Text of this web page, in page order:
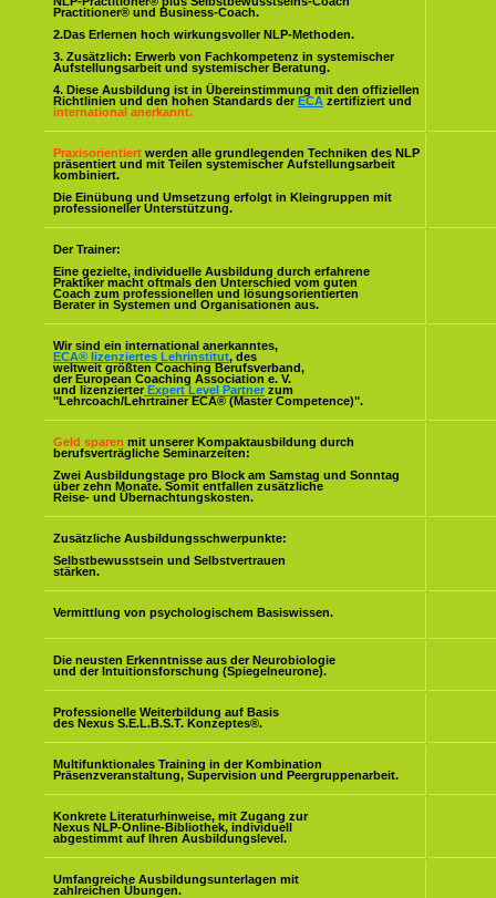
Practitioner® und Business-Coach.
2.Das Erlernen hoch wirkungsvoller NLP-Methoden.
3. Zusätzlich: Erwerb von Fachkompetenz in systemischer
Aufstellungsarbeit und systemischer Beratung.
4. Diese Ausbildung ist in Übereinstimmung mit den offiziellen
Richtlinien und den hohen Standards der ECA zertifiziert und
international anerkannt.
Praxisorientiert werden alle grundlegenden Techniken des NLP
präsentiert und mit Teilen systemischer Aufstellungsarbeit
kombiniert.
Die Einübung und Umsetzung erfolgt in Kleingruppen mit
professioneller Unterstützung.
Der Trainer:
Eine gezielte, individuelle Ausbildung durch erfahrene
Praktiker macht oftmals den Unterschied vom guten
Coach zum professionellen und lösungsorientierten
Berater in Systemen und Organisationen aus.
Wir sind ein international anerkanntes,
ECA® lizenziertes Lehrinstitut, des
weltweit größten Coaching Berufsverband,
der European Coaching Association e. V.
und lizenzierter Expert Level Partner zum
"Lehrcoach/Lehrtrainer ECA® (Master Competence)".
Geld sparen mit unserer Kompaktausbildung durch
berufsverträgliche Seminarzeiten:
Zwei Ausbildungstage pro Block am Samstag und Sonntag
über zehn Monate. Somit entfallen zusätzliche
Reise- und Übernachtungskosten.
Zusätzliche Ausbildungsschwerpunkte:
Selbstbewusstsein und Selbstvertrauen
stärken.
Vermittlung von psychologischem Basiswissen.
Die neusten Erkenntnisse aus der Neurobiologie
und der Intuitionsforschung (Spiegelneurone).
Professionelle Weiterbildung auf Basis
des Nexus S.E.L.B.S.T. Konzeptes®.
Multifunktionales Training in der Kombination
Präsenzveranstaltung, Supervision und Peergruppenarbeit.
Konkrete Literaturhinweise, mit Zugang zur
Nexus NLP-Online-Bibliothek, individuell
abgestimmt auf Ihren Ausbildungslevel.
Umfangreiche Ausbildungsunterlagen mit
zahlreichen Übungen.